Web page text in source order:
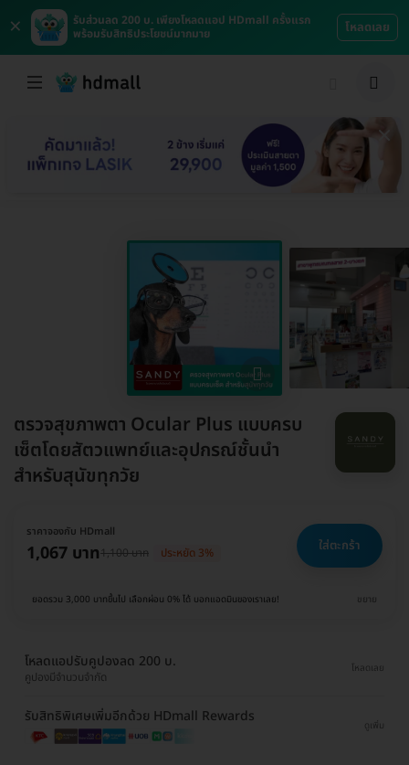
×
รับส่วนลด 200 บ. เพียงโหลดแอป HDmall ครั้งแรก
พร้อมรับสิทธิประโยชน์มากมาย
โหลดเลย
ตรวจสุขภาพตา Ocular Plus แบบครบ
เซ็ตโดยสัตวแพทย์และอุปกรณ์ชั้นนำ
สำหรับสุนัขทุกวัย
ราคาจองกับ HDmall
1,067 บาท1,100 บาท ประหยัด 3% ใส่ตะกร้า
ยอดรวม 3,000 บาทขึ้นไป เลือกผ่อน 0% ได้ บอกแอดมินของเราเลย! ขยาย
โหลดแอปรับคูปองลด 200 บ.
คูปองมีจำนวนจำกัด
โหลดเลย
รับสิทธิพิเศษเพิ่มอีกด้วย HDmall Rewards
ดูเพิ่ม